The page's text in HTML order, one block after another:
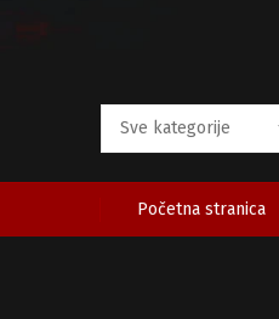
Početna stranica